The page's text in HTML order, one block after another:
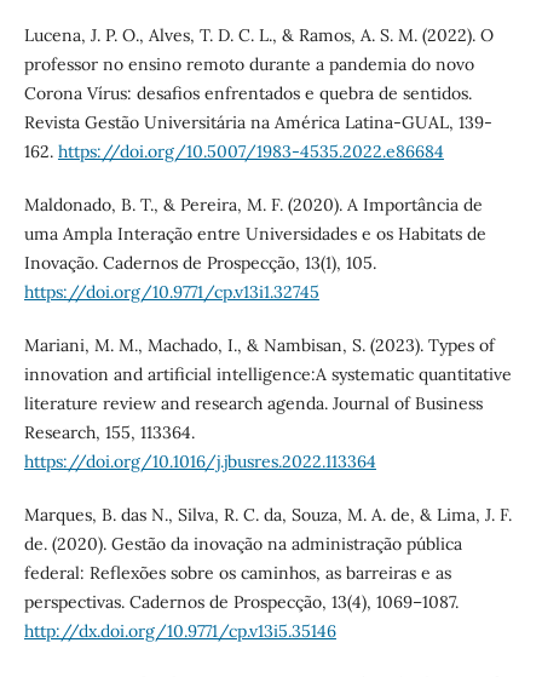
Lucena, J. P. O., Alves, T. D. C. L., & Ramos, A. S. M. (2022). O
professor no ensino remoto durante a pandemia do novo
Corona Vírus: desafios enfrentados e quebra de sentidos.
Revista Gestão Universitária na América Latina-GUAL, 139-
162. https://doi.org/10.5007/1983-4535.2022.e86684
Maldonado, B. T., & Pereira, M. F. (2020). A Importância de
uma Ampla Interação entre Universidades e os Habitats de
Inovação. Cadernos de Prospecção, 13(1), 105.
https://doi.org/10.9771/cp.v13i1.32745
Mariani, M. M., Machado, I., & Nambisan, S. (2023). Types of
innovation and artificial intelligence:A systematic quantitative
literature review and research agenda. Journal of Business
Research, 155, 113364.
https://doi.org/10.1016/j.jbusres.2022.113364
Marques, B. das N., Silva, R. C. da, Souza, M. A. de, & Lima, J. F.
de. (2020). Gestão da inovação na administração pública
federal: Reflexões sobre os caminhos, as barreiras e as
perspectivas. Cadernos de Prospecção, 13(4), 1069–1087.
http://dx.doi.org/10.9771/cp.v13i5.35146